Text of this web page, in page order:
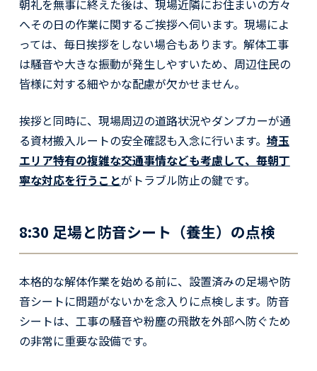
朝礼を無事に終えた後は、現場近隣にお住まいの方々
へその日の作業に関するご挨拶へ伺います。現場によ
っては、毎日挨拶をしない場合もあります。解体工事
は騒音や大きな振動が発生しやすいため、周辺住民の
皆様に対する細やかな配慮が欠かせません。
挨拶と同時に、現場周辺の道路状況やダンプカーが通
る資材搬入ルートの安全確認も入念に行います。 埼玉
エリア特有の複雑な交通事情なども考慮して、毎朝丁
寧な対応を行うことがトラブル防止の鍵です。
8:30 足場と防音シート（養生）の点検
本格的な解体作業を始める前に、設置済みの足場や防
音シートに問題がないかを念入りに点検します。防音
シートは、工事の騒音や粉塵の飛散を外部へ防ぐため
の非常に重要な設備です。